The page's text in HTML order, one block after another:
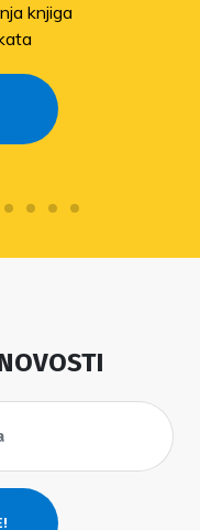
knjiga